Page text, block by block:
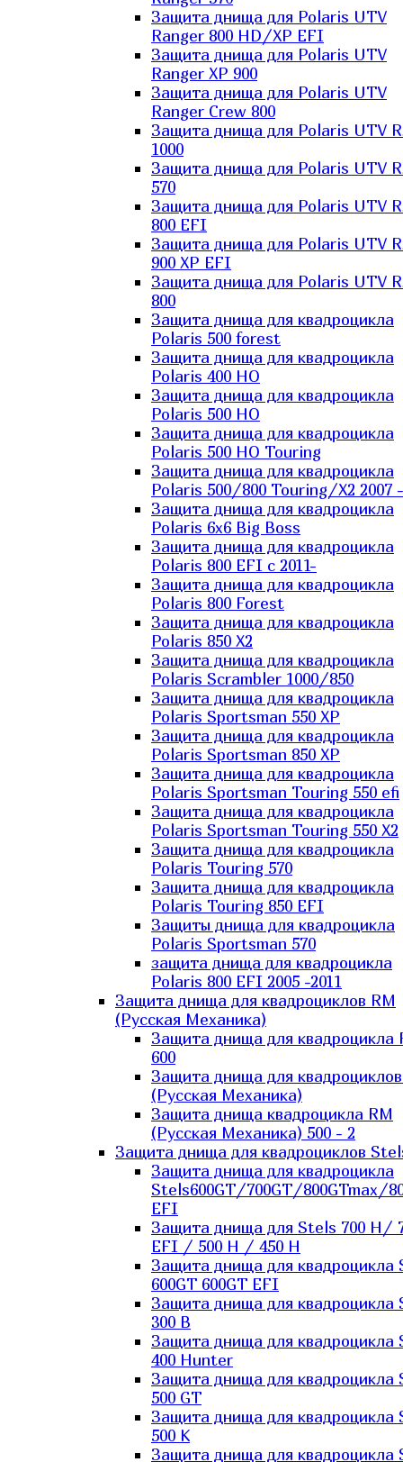
Защита днища для Polaris UTV
Ranger 800 HD/XP EFI
Защита днища для Polaris UTV
Ranger XP 900
Защита днища для Polaris UTV
Ranger Сrew 800
Защита днища для Polaris UTV
1000
Защита днища для Polaris UTV
570
Защита днища для Polaris UTV
800 EFI
Защита днища для Polaris UTV
900 XP EFI
Защита днища для Polaris UTV
800
Защита днища для квадроцикла
Polaris 500 forest
Защита днища для квадроцикла
Polaris 400 HO
Защита днища для квадроцикла
Polaris 500 HO
Защита днища для квадроцикла
Polaris 500 HO Touring
Защита днища для квадроцикла
Polaris 500/800 Touring/X2 2007 -
Защита днища для квадроцикла
Polaris 6х6 Big Boss
Защита днища для квадроцикла
Polaris 800 EFI с 2011-
Защита днища для квадроцикла
Polaris 800 Forest
Защита днища для квадроцикла
Polaris 850 X2
Защита днища для квадроцикла
Polaris Scrambler 1000/850
Защита днища для квадроцикла
Polaris Sportsman 550 XP
Защита днища для квадроцикла
Polaris Sportsman 850 XP
Защита днища для квадроцикла
Polaris Sportsman Touring 550 efi
Защита днища для квадроцикла
Polaris Sportsman Touring 550 X2
Защита днища для квадроцикла
Polaris Touring 570
Защита днища для квадроцикла
Polaris Touring 850 EFI
Защиты днища для квадроцикла
Polaris Sportsman 570
защита днища для квадроцикла
Polaris 800 EFI 2005 -2011
Защита днища для квадроциклов RM
(Русская Механика)
Защита днища для квадроцикла
600
Защита днища для
(Русская Механика)
Защита днища квадроцикла RM
(Русская Механика) 500 - 2
Защита днища для квадроциклов
Защита днища для квадроцикла
Stels600GT/700GT/800GTmax/
EFI
Защита днища для Stels 700 H/
EFI / 500 H / 450 H
Защита днища для квадроцикла
600GT 600GT EFI
Защита днища для квадроцикла
300 B
Защита днища для квадроцикла
400 Hunter
Защита днища для квадроцикла
500 GT
Защита днища для квадроцикла
500 K
Защита днища для квадроцикла